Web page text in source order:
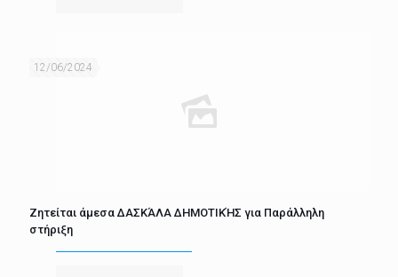
12/06/2024
Ζητείται άμεσα ΔΑΣΚΆΛΑ ΔΗΜΟΤΙΚΉΣ για Παράλληλη
στήριξη